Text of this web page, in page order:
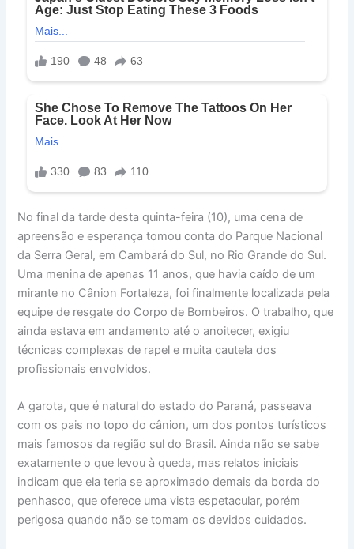
No final da tarde desta quinta-feira (10), uma cena de
apreensão e esperança tomou conta do Parque Nacional
da Serra Geral, em Cambará do Sul, no Rio Grande do Sul.
Uma menina de apenas 11 anos, que havia caído de um
mirante no Cânion Fortaleza, foi finalmente localizada pela
equipe de resgate do Corpo de Bombeiros. O trabalho, que
ainda estava em andamento até o anoitecer, exigiu
técnicas complexas de rapel e muita cautela dos
profissionais envolvidos.
A garota, que é natural do estado do Paraná, passeava
com os pais no topo do cânion, um dos pontos turísticos
mais famosos da região sul do Brasil. Ainda não se sabe
exatamente o que levou à queda, mas relatos iniciais
indicam que ela teria se aproximado demais da borda do
penhasco, que oferece uma vista espetacular, porém
perigosa quando não se tomam os devidos cuidados.